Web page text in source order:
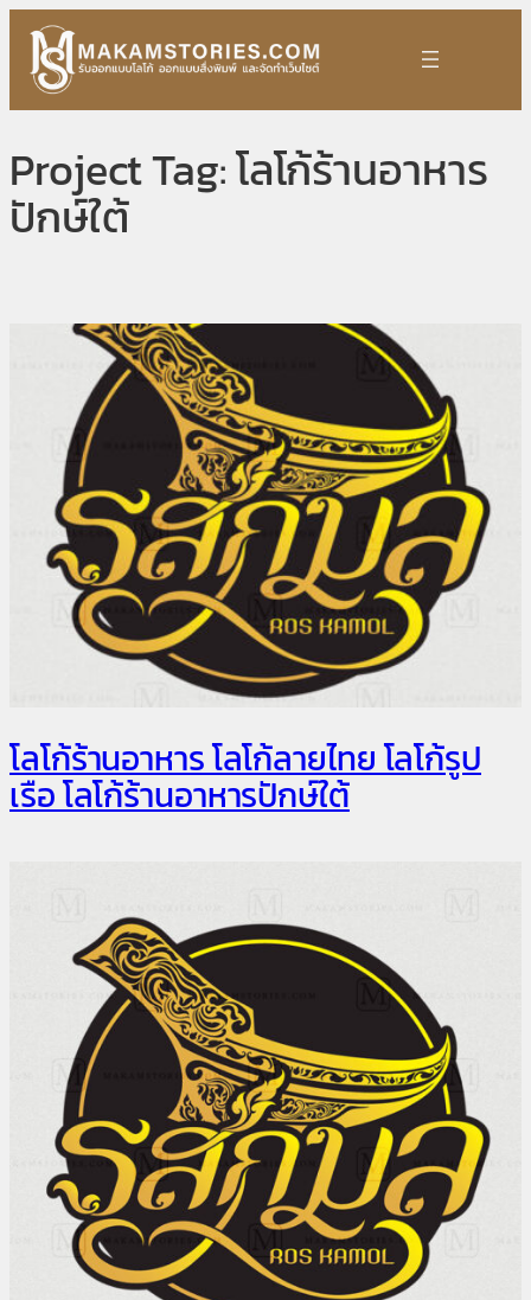
content
Project Tag:โลโก้ร้านอาหาร
ปักษ์ใต้
โลโก้ร้านอาหาร โลโก้ลายไทย โลโก้รูป
เรือ โลโก้ร้านอาหารปักษ์ใต้